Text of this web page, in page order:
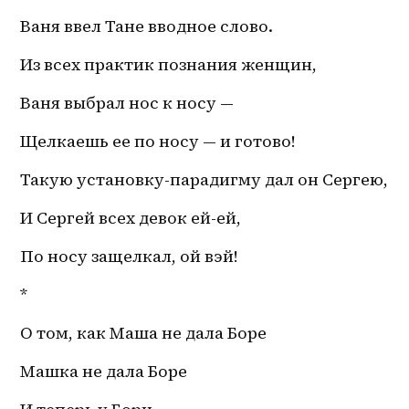
Ваня ввел Тане вводное слово.
Из всех практик познания женщин,
Ваня выбрал нос к носу —
Щелкаешь ее по носу — и готово!
Такую установку-парадигму дал он Сергею,
И Сергей всех девок ей-ей,
По носу защелкал, ой вэй!
*
О том, как Маша не дала Боре
Машка не дала Боре